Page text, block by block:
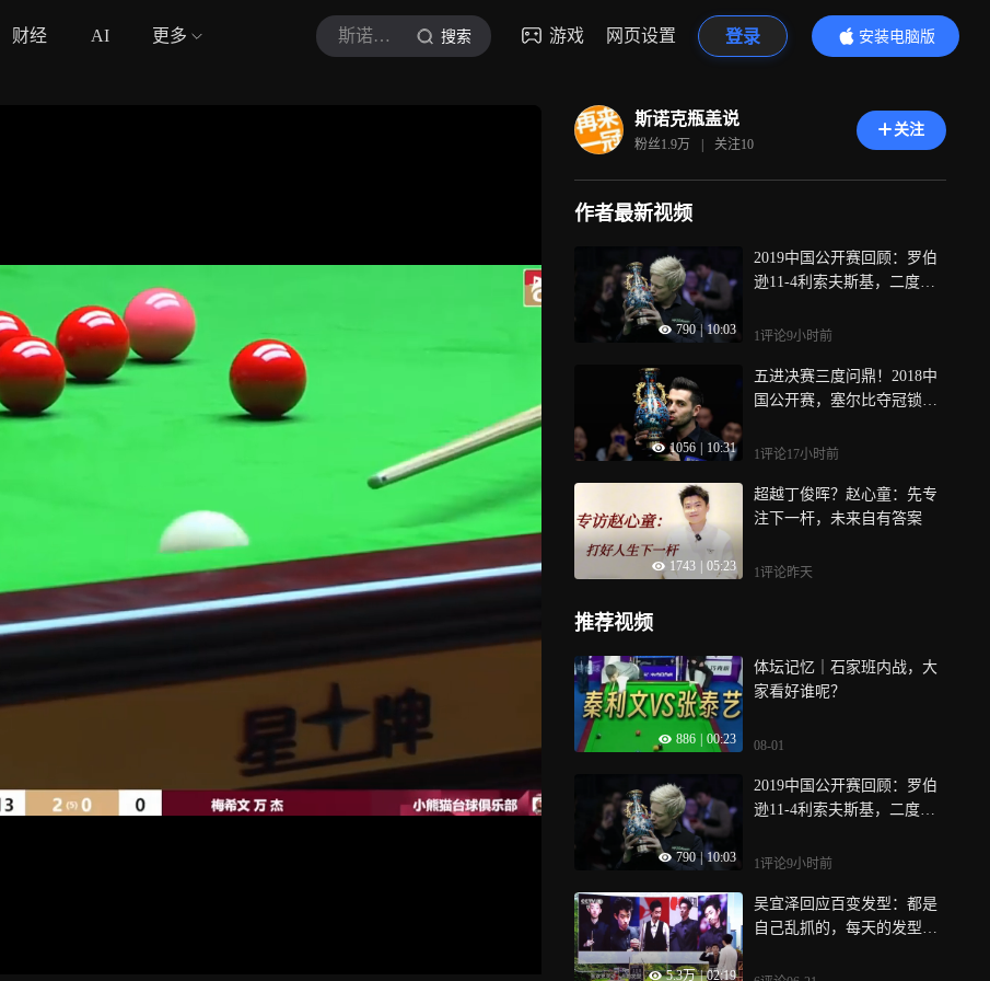
财经 AI 更多 斯诺克瓶盖说 搜索 游戏 网页设置 登录
安装电脑版
内容更精彩
斯诺克瓶盖说
粉丝1.9万 | 关注10
关注
作者最新视频
790 | 10:03
2019中国公开赛回顾：罗伯
逊11-4利索夫斯基，二度问
1评论9小时前
1056 10:31
五进决赛三度问鼎！2018中
国公开赛，塞尔比夺冠锁定
1评论17小时前
1743 05:23
超越丁俊晖？赵心童：先专
注下一杆，未来自有答案
1评论昨天
推荐视频
886 00:23
体坛记忆｜石家班内战，大
家看好谁呢？
08-01
790 | 10:03
2019中国公开赛回顾：罗伯
逊11-4利索夫斯基，二度问
1评论9小时前
5.3万 | 02:19
吴宜泽回应百变发型：都是
自己乱抓的，每天的发型都